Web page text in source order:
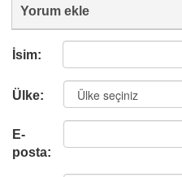
Yorum ekle
İsim:
Ülke:
E-
posta: